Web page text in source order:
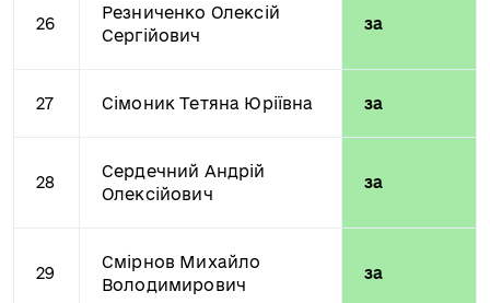
26
Резниченко Олексій
Сергійович
за
27 Сімоник Тетяна Юріївна за
28
Сердечний Андрій
Олексійович
за
29
Смірнов Михайло
Володимирович
за